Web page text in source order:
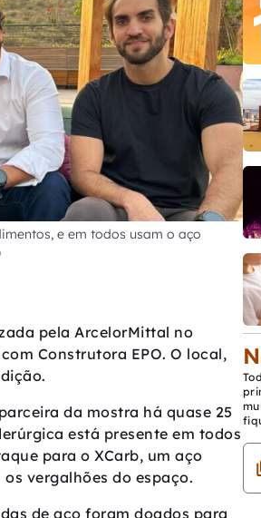
e em todos usam o aço
pela ArcelorMittal no
Construtora EPO. O local,
da mostra há quase 25
está presente em todos
para o XCarb, um aço
vergalhões do espaço.
de aço foram doados para